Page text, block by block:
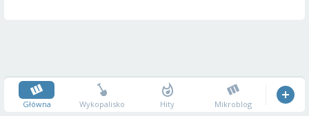
Główna Wykopalisko Hity Mikroblog